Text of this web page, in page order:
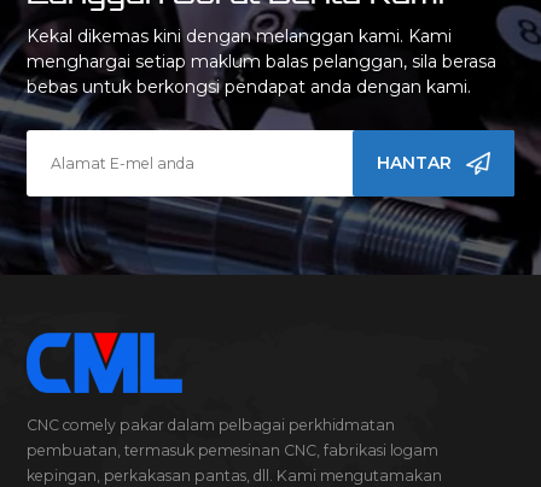
Kekal dikemas kini dengan melanggan kami. Kami
menghargai setiap maklum balas pelanggan, sila berasa
bebas untuk berkongsi pendapat anda dengan kami.
HANTAR
CNC comely pakar dalam pelbagai perkhidmatan
pembuatan, termasuk pemesinan CNC, fabrikasi logam
kepingan, perkakasan pantas, dll. Kami mengutamakan